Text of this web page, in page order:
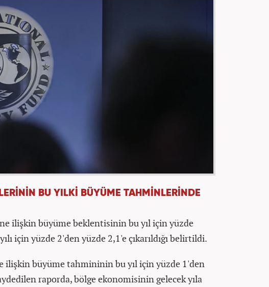
BU YILKİ BÜYÜME TAHMİNLERİNDE
ilişkin büyüme beklentisinin bu yıl için yüzde
için yüzde 2'den yüzde 2,1'e çıkarıldığı belirtildi.
ilişkin büyüme tahmininin bu yıl için yüzde 1'den
raporda, bölge ekonomisinin gelecek yıla